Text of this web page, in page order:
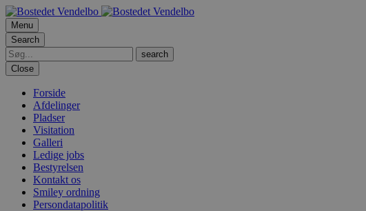
Menu
Search
Close
Forside
Afdelinger
Pladser
Visitation
Galleri
Ledige jobs
Bestyrelsen
Kontakt os
Smiley ordning
Persondatapolitik